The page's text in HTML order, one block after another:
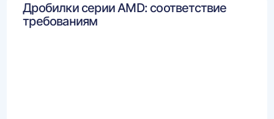
Дробилки серии AMD: соответствие
требованиям